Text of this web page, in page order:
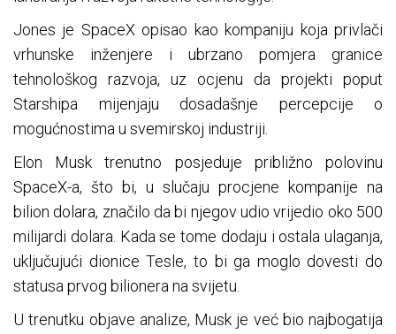
Jones je SpaceX opisao kao kompaniju koja privlači
vrhunske inženjere i ubrzano pomjera granice
tehnološkog razvoja, uz ocjenu da projekti poput
Starshipa mijenjaju dosadašnje percepcije o
mogućnostima u svemirskoj industriji.
Elon Musk trenutno posjeduje približno polovinu
SpaceX-a, što bi, u slučaju procjene kompanije na
bilion dolara, značilo da bi njegov udio vrijedio oko 500
milijardi dolara. Kada se tome dodaju i ostala ulaganja,
uključujući dionice Tesle, to bi ga moglo dovesti do
statusa prvog bilionera na svijetu.
U trenutku objave analize, Musk je već bio najbogatija